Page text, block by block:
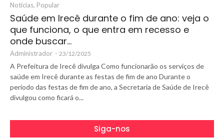
Notícias, Popular
Saúde em Irecê durante o fim de ano: veja o
que funciona, o que entra em recesso e
onde buscar…
Administrador - 23/12/2025
A Prefeitura de Irecê divulga Como funcionarão os serviços de
saúde em Irecê durante as festas de fim de ano Durante o
período das festas de fim de ano, a Secretaria de Saúde de Irecê
divulgou como ficará o...
Siga-nos